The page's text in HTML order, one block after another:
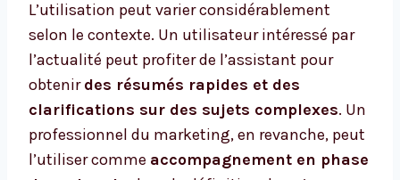
L’utilisation peut varier considérablement
selon le contexte. Un utilisateur intéressé par
l’actualité peut profiter de l’assistant pour
obtenirdes résumés rapides et des
clarifications sur des sujets complexes. Un
professionnel du marketing, en revanche, peut
l’utiliser comme accompagnement en phase